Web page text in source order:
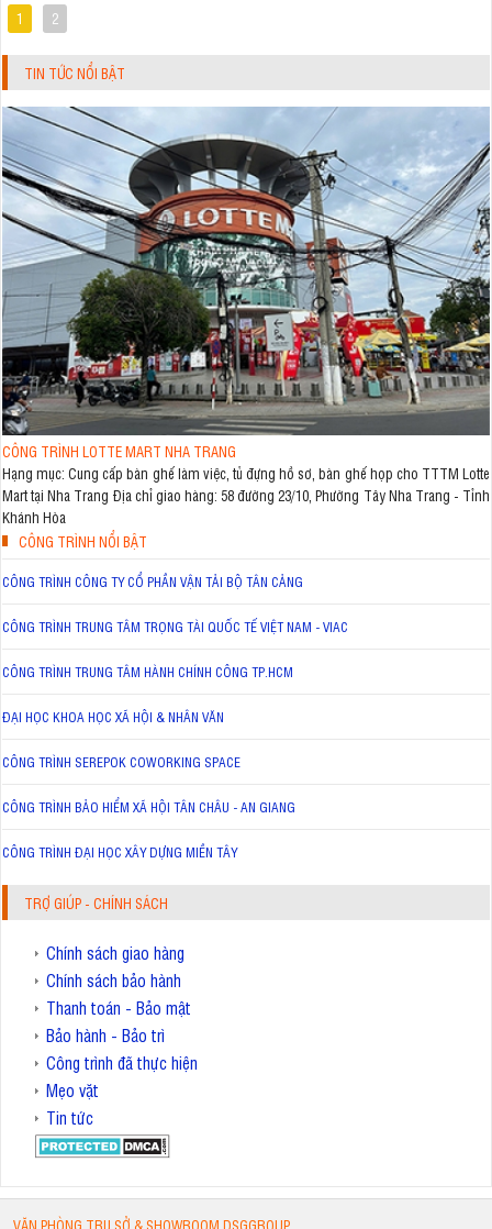
1 2
TIN TỨC NỔI BẬT
CÔNG TRÌNH LOTTE MART NHA TRANG
Hạng mục: Cung cấp bàn ghế làm việc, tủ đựng hồ sơ, bàn ghế họp cho TTTM Lotte
Mart tại Nha Trang Địa chỉ giao hàng: 58 đường 23/10, Phường Tây Nha Trang - Tỉnh
Khánh Hòa
CÔNG TRÌNH NỔI BẬT
CÔNG TRÌNH CÔNG TY CỔ PHẦN VẬN TẢI BỘ TÂN CẢNG
CÔNG TRÌNH TRUNG TÂM TRỌNG TÀI QUỐC TẾ VIỆT NAM - VIAC
CÔNG TRÌNH TRUNG TÂM HÀNH CHÍNH CÔNG TP.HCM
ĐẠI HỌC KHOA HỌC XÃ HỘI & NHÂN VĂN
CÔNG TRÌNH SEREPOK COWORKING SPACE
CÔNG TRÌNH BẢO HIỂM XÃ HỘI TÂN CHÂU - AN GIANG
CÔNG TRÌNH ĐẠI HỌC XÂY DỰNG MIỀN TÂY
TRỢ GIÚP - CHÍNH SÁCH
Chính sách giao hàng
Chính sách bảo hành
Thanh toán - Bảo mật
Bảo hành - Bảo trì
Công trình đã thực hiện
Mẹo vặt
Tin tức
VĂN PHÒNG TRỤ SỞ & SHOWROOM DSGGROUP